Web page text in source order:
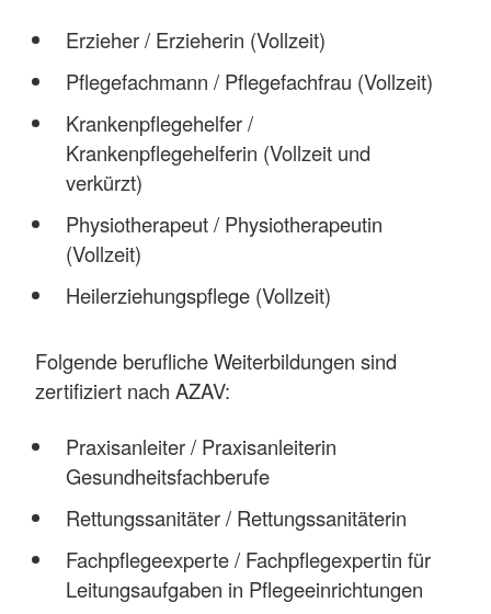
Erzieher / Erzieherin (Vollzeit)
Pflegefachmann / Pflegefachfrau (Vollzeit)
Krankenpflegehelfer /
Krankenpflegehelferin (Vollzeit und
verkürzt)
Physiotherapeut / Physiotherapeutin
(Vollzeit)
Heilerziehungspflege (Vollzeit)
Folgende berufliche Weiterbildungen sind
zertifiziert nach AZAV:
Praxisanleiter / Praxisanleiterin
Gesundheitsfachberufe
Rettungssanitäter / Rettungssanitäterin
Fachpflegeexperte / Fachpflegexpertin für
Leitungsaufgaben in Pflegeeinrichtungen